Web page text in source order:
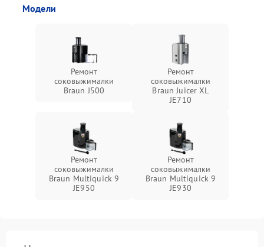
Модели
Ремонт
соковыжималки
Braun J500
Ремонт
соковыжималки
Braun Juicer XL
JE710
Ремонт
соковыжималки
Braun Multiquick 9
JE950
Ремонт
соковыжималки
Braun Multiquick 9
JE930